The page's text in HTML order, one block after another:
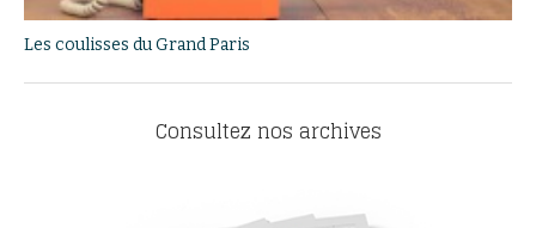
Les coulisses du Grand Paris
Consultez nos archives